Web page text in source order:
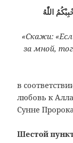
اللّٰهُ
«Скажи:
за мной,
в
любовь к
Сунне
Шестой